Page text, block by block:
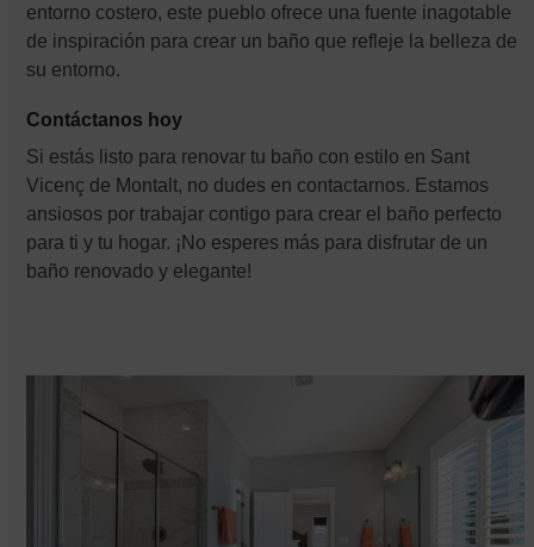
entorno costero, este pueblo ofrece una fuente inagotable
de inspiración para crear un baño que refleje la belleza de
su entorno.
Contáctanos hoy
Si estás listo para renovar tu baño con estilo en Sant
Vicenç de Montalt, no dudes en contactarnos. Estamos
ansiosos por trabajar contigo para crear el baño perfecto
para ti y tu hogar. ¡No esperes más para disfrutar de un
baño renovado y elegante!